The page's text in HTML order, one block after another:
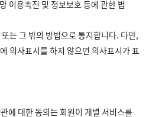
이용촉진 및 정보보호 등에 관한 법
는 그 밖의 방법으로 통지합니다. 다만,
의사표시를 하지 않으면 의사표시가 표
에 대한 동의는 회원이 개별 서비스를